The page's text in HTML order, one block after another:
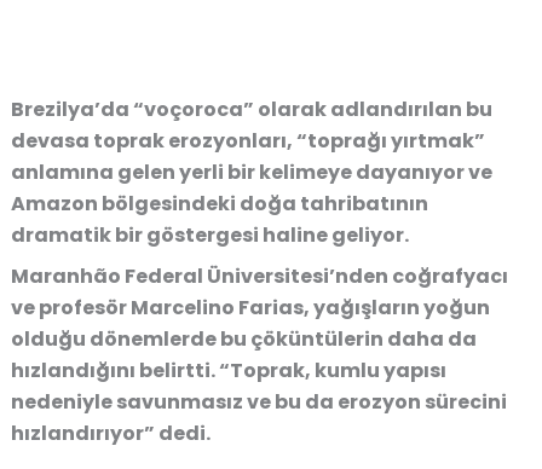
Brezilya’da “voçoroca” olarak adlandırılan bu
devasa toprak erozyonları, “toprağı yırtmak”
anlamına gelen yerli bir kelimeye dayanıyorve
Amazon bölgesindeki doğa tahribatının
dramatik bir göstergesi haline geliyor.
Maranhão Federal Üniversitesi’nden coğrafyacı
ve profesör Marcelino Farias,yağışların yoğun
olduğu dönemlerde bu çöküntülerin daha da
hızlandığını belirtti.“Toprak, kumlu yapısı
nedeniyle savunmasız ve bu da erozyon sürecini
hızlandırıyor” dedi.